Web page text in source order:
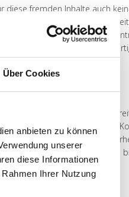
Über Cookies
anbieten zu können
unserer
diese Informationen
Ihrer Nutzung
diese fremden Inhalte auch
Seiten wurden zum
permanente inhaltliche
werden wir
Bearbeitung,
Erstellers. Downloads und
erstellt wurden, werden die
aufmerksam werden,